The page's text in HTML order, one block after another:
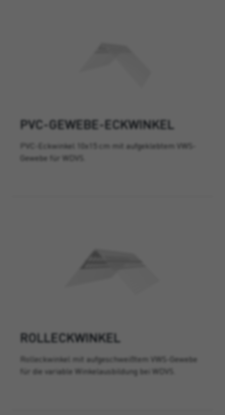
PVC-GEWEBE-ECKWINKEL
PVC-Eckwinkel 10x15 cm mit aufgeklebtem VWS-
Gewebe für WDVS.
ROLLECKWINKEL
Rolleckwinkel mit aufgeschweißtem VWS-Gewebe
für die variable Winkelausbildung bei WDVS.